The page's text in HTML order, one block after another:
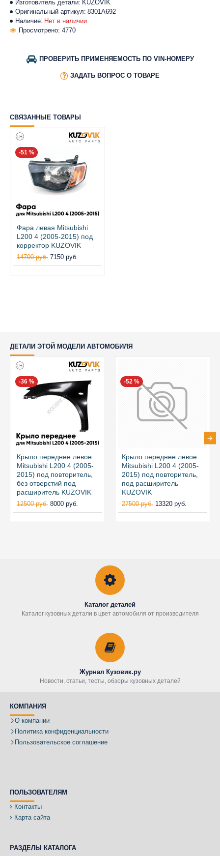
Наличие: Нет в наличии
Изготовитель детали: KUZOVIK
Оригинальный артикул: 8301A692
Просмотрено: 4770
ПРОВЕРИТЬ ПРИМЕНЯЕМОСТЬ ПО VIN-НОМЕРУ
ЗАДАТЬ ВОПРОС О ТОВАРЕ
СВЯЗАННЫЕ ТОВАРЫ
-51 %
Фара левая Mitsubishi
L200 4 (2005-2015) под
корректор KUZOVIK
14700 руб. 7150 руб.
ДЕТАЛИ ЭТОЙ МОДЕЛИ АВТОМОБИЛЯ
-36 %
Крыло переднее левое
Mitsubishi L200 4 (2005-
2015) под повторитель,
без отверстий под
расширитель KUZOVIK
12500 руб. 8000 руб.
-52 %
Крыло переднее левое
Mitsubishi L200 4 (2005-
2015) под повторитель,
под расширитель
KUZOVIK
27500 руб. 13320 руб.
Каталог деталей
Каталог кузовных детали в цвет автомобиля от производителя
Журнал Кузовик.ру
Новости, статьи, тесты, обзоры кузовных деталей
КОМПАНИЯ
О компании
Политика конфиденциальности
Пользовательское соглашение
ПОЛЬЗОВАТЕЛЯМ
Контакты
Карта сайта
РАЗДЕЛЫ КАТАЛОГА